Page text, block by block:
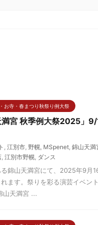
お寺・春まつり秋祭り例大祭
宮 秋季例大祭2025」
, 江別市, 野幌, MSpenet, 錦山天満
, 江別市野幌, ダンス
錦山天満宮にて、2025年9月
ます。祭りを彩る演芸イベン
山天満宮 ...